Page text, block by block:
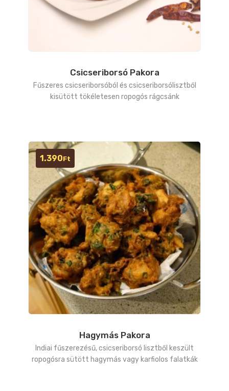
Csicseriborsó Pakora
Fűszeres csicseriborsóból és csicseriborsólisztből
kisütött tökéletesen ropogós rágcsánk
Hagymás Pakora
Indiai fűszerezésű, csicseriborsó lisztből keszült
ropogósra sütött hagymás vagy karfiolos falatkák
1.390Ft